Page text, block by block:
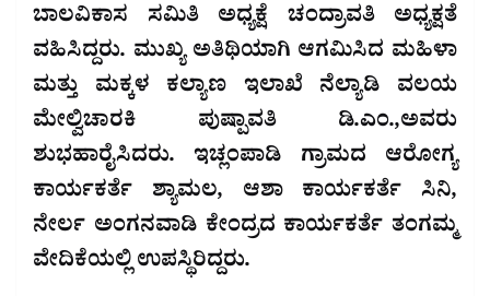
ಬಾಲವಿಕಾಸ ಸಮಿತಿ ಅಧ್ಯಕ್ಷೆ ಚಂದ್ರಾವತಿ ಅಧ್ಯಕ್ಷತೆ
ವಹಿಸಿದ್ದರು. ಮುಖ್ಯ ಅತಿಥಿಯಾಗಿ ಆಗಮಿಸಿದ ಮಹಿಳಾ
ಮತ್ತು ಮಕ್ಕಳ ಕಲ್ಯಾಣ ಇಲಾಖೆ ನೆಲ್ಯಾಡಿ ವಲಯ
ಮೇಲ್ವಿಚಾರಕಿ ಪುಷ್ಪಾವತಿ ಡಿ.ಎಂ.,ಅವರು
ಶುಭಹಾರೈಸಿದರು. ಇಚ್ಲಂಪಾಡಿ ಗ್ರಾಮದ ಆರೋಗ್ಯ
ಕಾರ್ಯಕರ್ತೆ ಶ್ಯಾಮಲ, ಆಶಾ ಕಾರ್ಯಕರ್ತೆ ಸಿನಿ,
ನೇರ್ಲ ಅಂಗನವಾಡಿ ಕೇಂದ್ರದ ಕಾರ್ಯಕರ್ತೆ ತಂಗಮ್ಮ
ವೇದಿಕೆಯಲ್ಲಿ ಉಪಸ್ಥಿರಿದ್ದರು.